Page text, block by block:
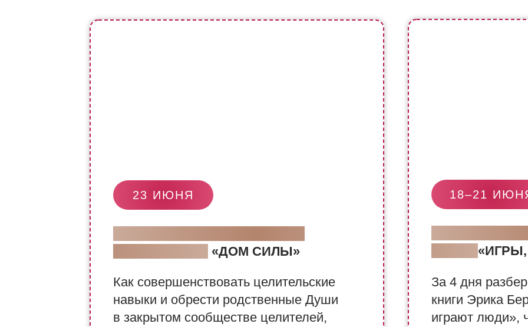
18–21
За 4 дня
книги Эрика
играют люди»,
23 ИЮНЯ
Как совершенствовать целительские
навыки и обрести родственные Души
в закрытом сообществе целителей,
«ДОМ СИЛЫ»